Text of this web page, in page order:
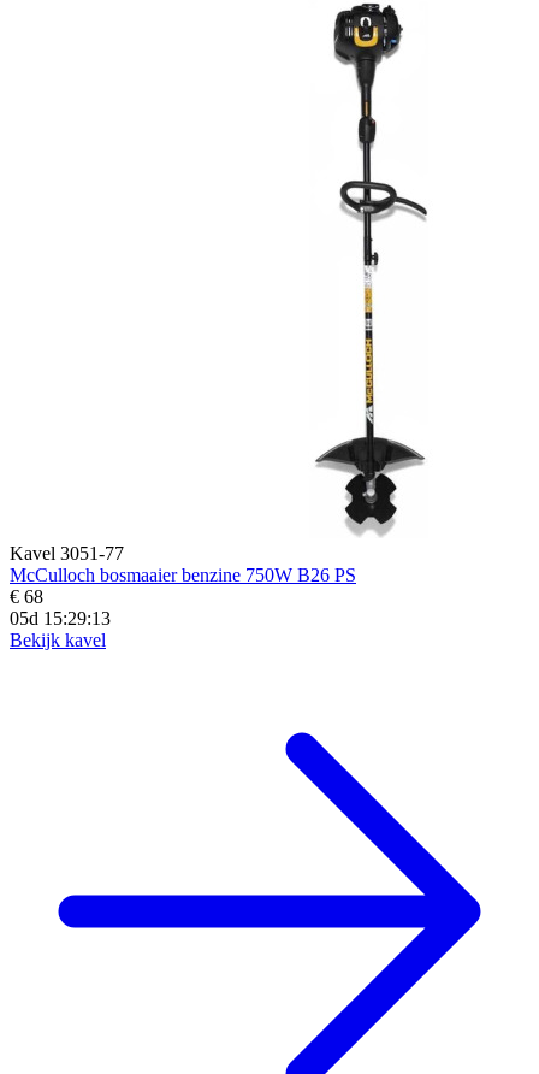
Kavel 3051-77
McCulloch bosmaaier benzine 750W B26 PS
€ 68
05d 15:29:11
Bekijk kavel